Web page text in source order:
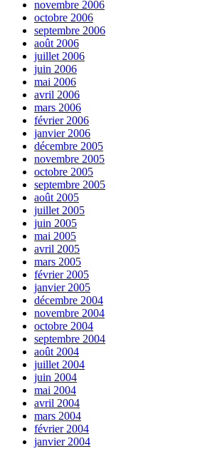
novembre 2006
octobre 2006
septembre 2006
août 2006
juillet 2006
juin 2006
mai 2006
avril 2006
mars 2006
février 2006
janvier 2006
décembre 2005
novembre 2005
octobre 2005
septembre 2005
août 2005
juillet 2005
juin 2005
mai 2005
avril 2005
mars 2005
février 2005
janvier 2005
décembre 2004
novembre 2004
octobre 2004
septembre 2004
août 2004
juillet 2004
juin 2004
mai 2004
avril 2004
mars 2004
février 2004
janvier 2004